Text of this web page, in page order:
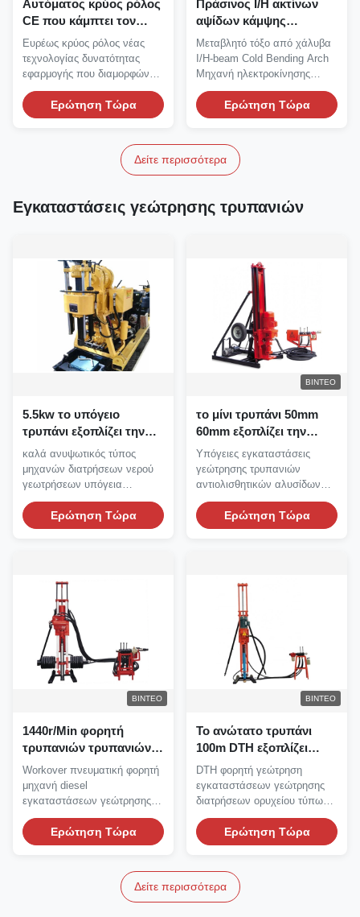
Αυτόματος κρύος ρόλος
CE που κάμπτει τον
εξοπλισμό κατασκευής
σηράγγων ακτίνων Χ
Ευρέως κρύος ρόλος νέας
τεχνολογίας δυνατότητας
εφαρμογής που διαμορφώνει
τη μηχανή αυτόματη...
Ερώτηση Τώρα
Πράσινος I/H ακτίνων
αψίδων κάμψης
ηλεκτρικός τόξων
μηχανών μεταβλητός
Drive
Μεταβλητό τόξο από χάλυβα
I/H-beam Cold Bending Arch
Μηχανή ηλεκτροκίνησης
Μηχανή Αψίδας Ψυχρής...
Ερώτηση Τώρα
Δείτε περισσότερα
Εγκαταστάσεις γεώτρησης τρυπανιών
5.5kw το υπόγειο
τρυπάνι εξοπλίζει την
υδραυλική μηχανή
διατρήσεων
γεωτρήσεων
καλά ανυψωτικός τύπος
μηχανών διατρήσεων νερού
γεωτρήσεων υπόγεια
υδραυλικός Υδραυλική
μηχανή...Ερώτηση Τώρα
ΒΊΝΤΕΟ
το μίνι τρυπάνι 50mm
60mm εξοπλίζει την
υπόγεια αντιολισθητική
αλυσίδα με τον
αεροσυμπιεστή
Υπόγειες εγκαταστάσεις
γεώτρησης τρυπανιών
αντιολισθητικών αλυσίδων
μίνι για την πώληση με τον...
Ερώτηση Τώρα
ΒΊΝΤΕΟ
1440r/Min φορητή
τρυπανιών τρυπανιών
εγκαταστάσεων
γεώτρησης διάτρηση
φρεατίων νερού diesel
πνευματική
Workover πνευματική φορητή
μηχανή diesel
εγκαταστάσεων γεώτρησης
τρυπανιών τρυπανιών...
Ερώτηση Τώρα
ΒΊΝΤΕΟ
Το ανώτατο τρυπάνι
100m DTH εξοπλίζει
πνευματικό κάτω η
μηχανή διατρήσεων
τρυπών
DTH φορητή γεώτρηση
εγκαταστάσεων γεώτρησης
διατρήσεων ορυχείου τύπων
πνευματική Drive...
Ερώτηση Τώρα
Δείτε περισσότερα